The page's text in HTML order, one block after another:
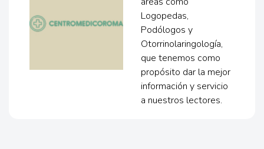
Logopedas,
Podólogos y
Otorrinolaringología,
que tenemos como
propósito dar la mejor
información y servicio
a nuestros lectores.